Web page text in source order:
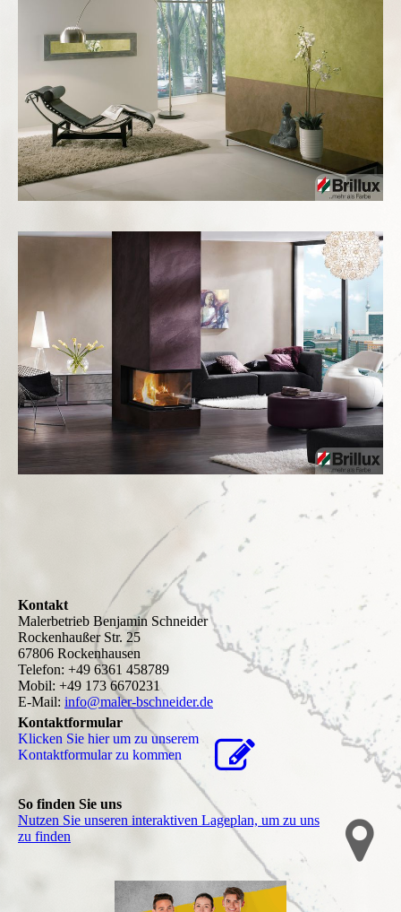
Kontakt
Malerbetrieb Benjamin Schneider
Rockenhaußer Str. 25
67806 Rockenhausen
Telefon: +49 6361 458789
Mobil: +49 173 6670231
E-Mail: info@maler-bschneider.de
Kontaktformular
Klicken Sie hier um zu unserem
Kon­takt­for­mu­lar zu kommen
So finden Sie uns
Nutzen Sie unseren interaktiven La­ge­plan, um zu uns
zu finden